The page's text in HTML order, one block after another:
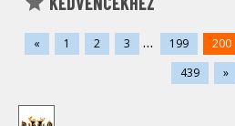
« 1 2 3 ... 199 200
439
»